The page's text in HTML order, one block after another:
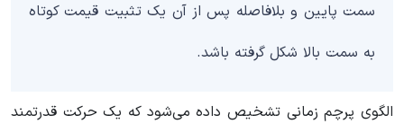
سمت پایین و بلافاصله پس از آن یک تثبیت قیمت کوتاه
به سمت بالا شکل گرفته باشد.
الگوی پرچم زمانی تشخیص داده می‌شود که یک حرکت قدرتمند